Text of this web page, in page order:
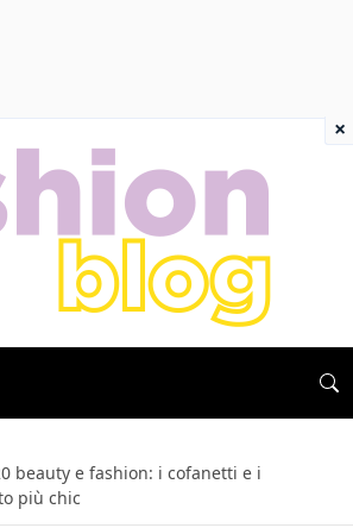
beauty e fashion: i cofanetti e i
più chic
×